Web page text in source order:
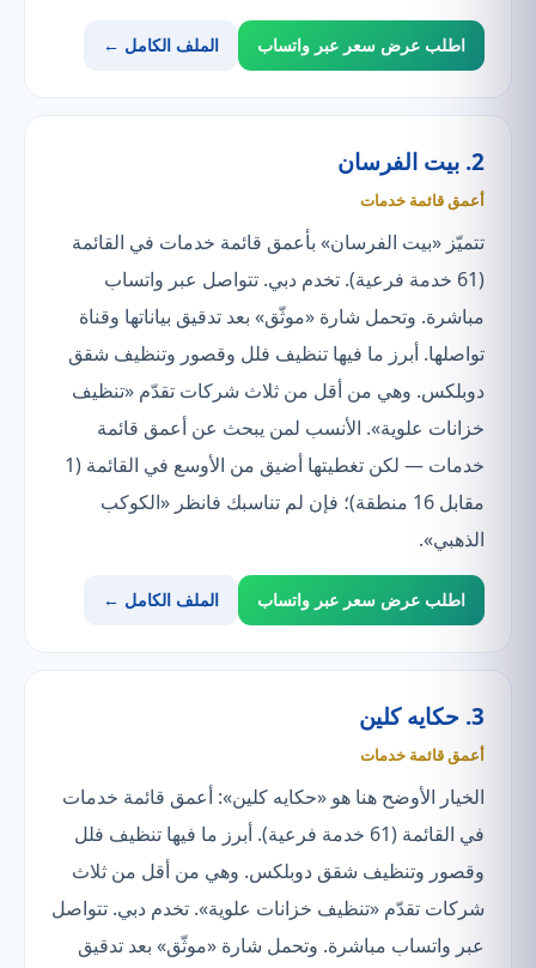
اطلب عرض سعر عبر واتساب الملف الكامل ←
2. بيت الفرسان
أعمق قائمة خدمات
تتميّز «بيت الفرسان» بأعمق قائمة خدمات في القائمة
(61 خدمة فرعية). تخدم دبي. تتواصل عبر واتساب
مباشرة. وتحمل شارة «موثّق» بعد تدقيق بياناتها وقناة
تواصلها. أبرز ما فيها تنظيف فلل وقصور وتنظيف شقق
دوبلكس. وهي من أقل من ثلاث شركات تقدّم «تنظيف
خزانات علوية». الأنسب لمن يبحث عن أعمق قائمة
خدمات — لكن تغطيتها أضيق من الأوسع في القائمة (1
مقابل 16 منطقة)؛ فإن لم تناسبك فانظر «الكوكب
الذهبي».
اطلب عرض سعر عبر واتساب الملف الكامل ←
3. حكايه كلين
أعمق قائمة خدمات
الخيار الأوضح هنا هو «حكايه كلين»: أعمق قائمة خدمات
في القائمة (61 خدمة فرعية). أبرز ما فيها تنظيف فلل
وقصور وتنظيف شقق دوبلكس. وهي من أقل من ثلاث
شركات تقدّم «تنظيف خزانات علوية». تخدم دبي. تتواصل
عبر واتساب مباشرة. وتحمل شارة «موثّق» بعد تدقيق